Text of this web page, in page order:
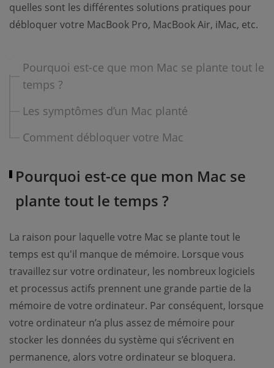
quelles sont les différentes solutions pratiques pour
débloquer votre MacBook Pro, MacBook Air, iMac, etc.
Pourquoi est-ce que mon Mac se plante tout le
temps ?
Les symptômes d’un Mac planté
Comment débloquer votre Mac
Pourquoi est-ce que mon Mac se
plante tout le temps ?
La raison pour laquelle votre Mac se plante tout le
temps est qu'il manque de mémoire. Lorsque vous
travaillez sur votre ordinateur, les nombreux logiciels
et processus actifs prennent une grande partie de la
mémoire de votre ordinateur. Par conséquent, lorsque
votre ordinateur n’a plus assez de mémoire pour
stocker les données du système qui s’écrivent en
permanence, alors votre ordinateur se bloquera.